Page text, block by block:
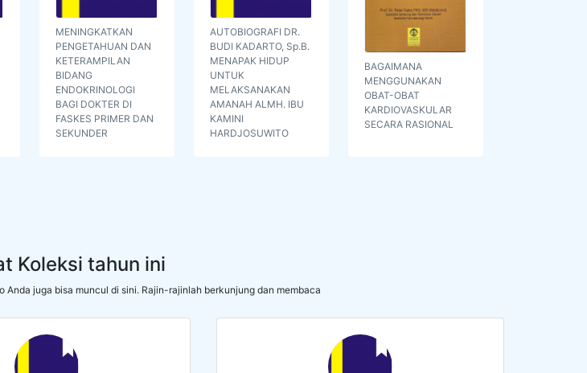
MENINGKATKAN
PENGETAHUAN DAN
KETERAMPILAN
BIDANG
ENDOKRINOLOGI
BAGI DOKTER DI
FASKES PRIMER DAN
SEKUNDER
AUTOBIOGRAFI DR.
BUDI KADARTO, Sp.B.
MENAPAK HIDUP
UNTUK
MELAKSANAKAN
AMANAH ALMH. IBU
KAMINI
HARDJOSUWITO
BAGAIMANA
MENGGUNAKAN
OBAT-OBAT
KARDIOVASKULAR
SECARA RASIONAL
Koleksi tahun ini
Anda juga bisa muncul di sini. Rajin-rajinlah berkunjung dan membaca